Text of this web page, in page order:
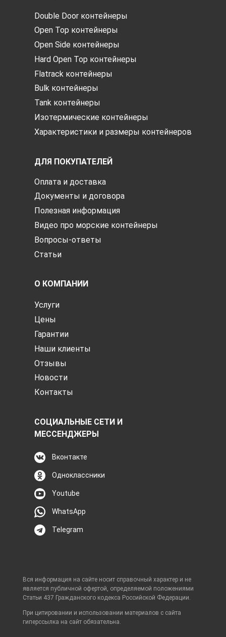
Double Door контейнеры
Open Top контейнеры
Open Side контейнеры
Hard Open Top контейнеры
Flatrack контейнеры
Bulk контейнеры
Tank контейнеры
Изотермические контейнеры
Характеристики и размеры контейнеров
ДЛЯ ПОКУПАТЕЛЕЙ
Оплата и доставка
Документы и договора
Полезная информация
Видео про морские контейнеры
Вопросы-ответы
Статьи
О КОМПАНИИ
Услуги
Цены
Гарантии
Наши клиенты
Отзывы
Новости
Контакты
СОЦИАЛЬНЫЕ СЕТИ И
МЕССЕНДЖЕРЫ
Вконтакте
Одноклассники
Youtube
WhatsApp
Telegram
Вся информация на сайте носит справочный характер и не
является публичной офертой, определяемой положениями
Статьи 437 Гражданского кодекса Российской Федерации.
При цитировании и использовании материалов с сайта
гиперссылка на сайт обязательна.